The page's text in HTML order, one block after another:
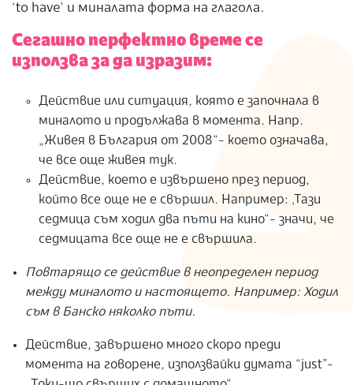
‘to have’ и миналата форма на глагола.
Сегашно перфектно време се
използва за да изразим:
Действие или ситуация, която е започнала в
миналото и продължава в момента. Напр.
„Живея в България от 2008“- което означава,
че все още живея тук.
Действие, което е извършено през период,
който все още не е свършил. Например: ‚Тази
седмица съм ходил два пъти на кино“- значи, че
седмицата все още не е свършила.
Повтарящо се действие в неопределен период
между миналото и настоящето. Например: Ходил
съм в Банско няколко пъти.
Действие, завършено много скоро преди
момента на говорене, използвайки думата “just”-